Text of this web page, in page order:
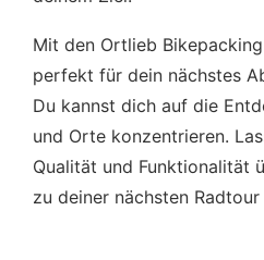
Mit den Ortlieb
perfekt für dein nächstes
Du kannst dich auf die
und Orte konzentrieren.
Qualität und Funktionalität
zu deiner nächsten